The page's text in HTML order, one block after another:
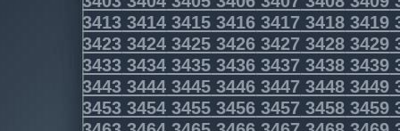
3413 3414 3415 3416 3417 3418 3419
3423 3424 3425 3426 3427 3428 3429
3433 3434 3435 3436 3437 3438 3439
3443 3444 3445 3446 3447 3448 3449
3453 3454 3455 3456 3457 3458 3459